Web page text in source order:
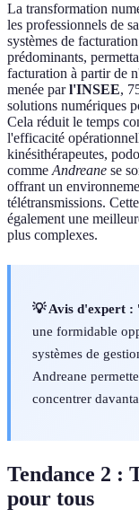
La transformation
les professionnels de
systèmes de
prédominants,
facturation à partir de
menée parl'INSEE,
solutions numériques
Cela réduit le temps
l'efficacité
kinésithérapeutes,
commeAndreane se
offrant un
télétransmissions.
également une
plus complexes.
💡 Avis d'expert :
une formidable
systèmes de
Andreane
concentrer
Tendance 2 :
pour tous